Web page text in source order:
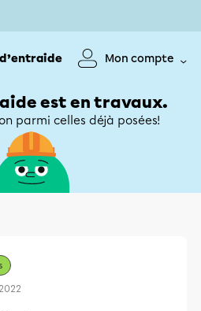
Mon compte
est en travaux.
parmi celles déjà posées!